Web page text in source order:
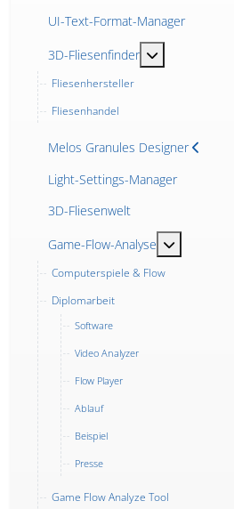
UI-Text-Format-Manager
3D-Fliesenfinder
Fliesenhersteller
Fliesenhandel
Melos Granules Designer
Light-Settings-Manager
3D-Fliesenwelt
Game-Flow-Analyse
Computerspiele & Flow
Diplomarbeit
Software
Video Analyzer
Flow Player
Ablauf
Beispiel
Presse
Game Flow Analyze Tool